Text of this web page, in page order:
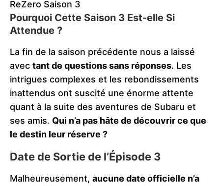
ReZero Saison 3
Pourquoi Cette Saison 3 Est-elle Si
Attendue ?
La fin de la saison précédente nous a laissé
avec tant de questions sans réponses. Les
intrigues complexes et les rebondissements
inattendus ont suscité une énorme attente
quant à la suite des aventures de Subaru et
ses amis. Qui n’a pas hâte de découvrir ce que
le destin leur réserve ?
Date de Sortie de l’Épisode 3
Malheureusement, aucune date officielle n’a